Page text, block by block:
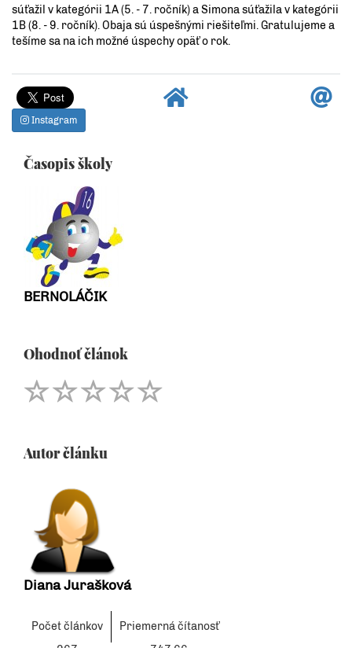
súťažil v kategórii 1A (5. - 7. ročník) a Simona súťažila v kategórii
1B (8. - 9. ročník). Obaja sú úspešnými riešiteľmi. Gratulujeme a
tešíme sa na ich možné úspechy opäť o rok.
Instagram
Časopis školy
BERNOLÁČIK
Ohodnoť článok
Autor článku
Diana Jurašková
Počet článkov
Priemerná čítanosť